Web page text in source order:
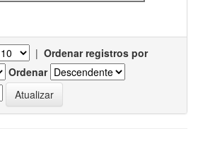
| Ordenar registros por
Ordenar